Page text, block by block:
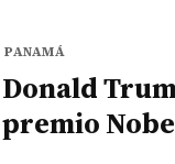
PANAMÁ
Donald
premio